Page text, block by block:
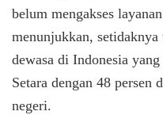
belum mengakses
menunjukkan,
dewasa di Indonesia
Setara dengan 48 persen
negeri.